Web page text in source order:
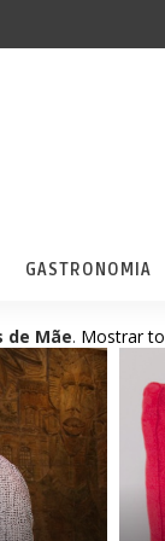
GASTRONOMIA
de Mãe. Mostrar